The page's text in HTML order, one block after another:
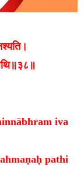
iva
pathi